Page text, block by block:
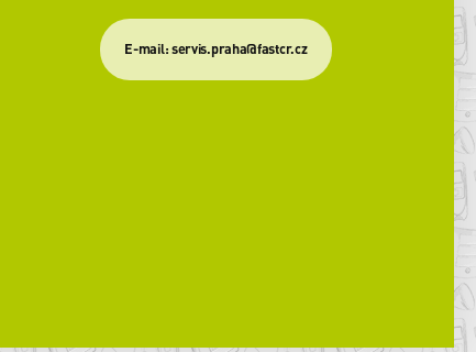
​E-mail: servis.praha@fastcr.cz